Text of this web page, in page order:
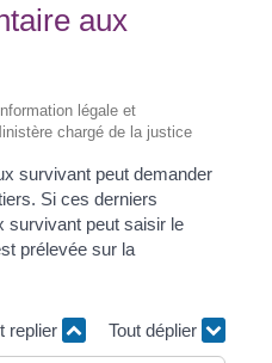
aux
légale et
chargé de la justice
survivant peut demander
Si ces derniers
survivant peut saisir le
prélevée sur la
replier Tout déplier